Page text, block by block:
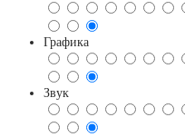
Графика
Звук